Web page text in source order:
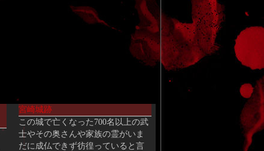
宮崎城跡
この城で亡くなった700名以上の武
士やその奥さんや家族の霊がいま
だに成仏できず彷徨っていると言